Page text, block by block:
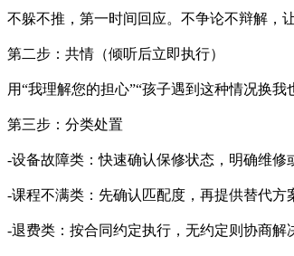
不躲不推，第一时间回应。不争论不辩解，
第二步：共情（倾听后立即执行）
用“我理解您的担心”“孩子遇到这种情况换
第三步：分类处置
-设备故障类：快速确认保修状态，明确维修
-课程不满类：先确认匹配度，再提供替代方
-退费类：按合同约定执行，无约定则协商解